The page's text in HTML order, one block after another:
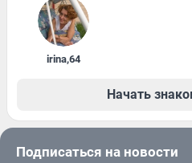
irina,64
Начать
Подписаться на новости